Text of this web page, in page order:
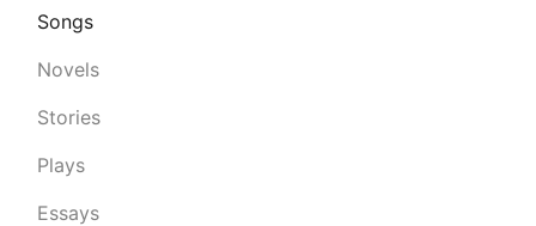
Songs
Novels
Stories
Plays
Essays